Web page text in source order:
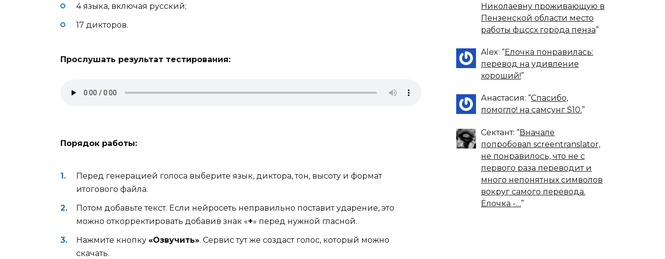
4 языка, включая русский;
17 дикторов.
Прослушать результат тестирования:
Порядок работы:
Перед генерацией голоса выберите язык, диктора, тон, высоту и формат
итогового файла.
Потом добавьте текст. Если нейросеть неправильно поставит ударение, это
можно откорректировать добавив знак «+» перед нужной гласной.
Нажмите кнопку «Озвучить». Сервис тут же создаст голос, который можно
скачать.
Николаевну проживающую в
Пензенской области место
работы фцссх города пенза”
Alex: “Елочка понравилась:
перевод на удивление
хороший!”
Анастасия: “Спасибо,
помогло! на самсунг S10.”
Сектант: “Вначале
попробовал screentranslator,
не понравилось, что не с
первого раза переводит и
много непонятных символов
вокруг самого перевода.
Ёлочка -…”